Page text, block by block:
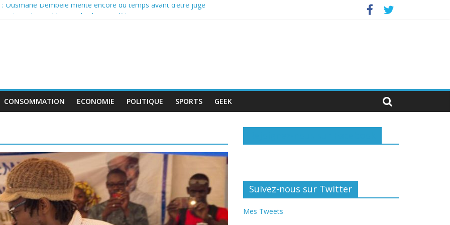
: Ousmane Dembélé mérite encore du temps avant d’être jugé
CONSOMMATION ECONOMIE POLITIQUE SPORTS GEEK
Suivez-nous sur Twitter
Mes Tweets